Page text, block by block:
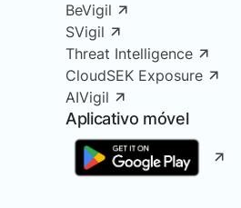
BeVigil
SVigil
Threat Intelligence
CloudSEK Exposure
AIVigil
Aplicativo móvel